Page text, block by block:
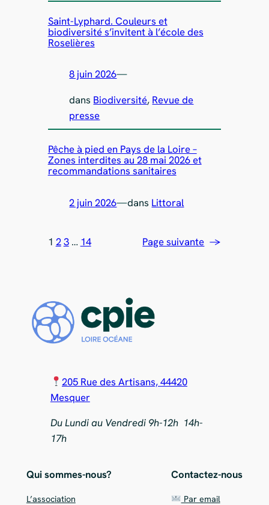
Saint-Lyphard. Couleurs et
biodiversité s’invitent à l’école des
Roselières
8 juin 2026—
dans Biodiversité, Revue de
presse
Pêche à pied en Pays de la Loire –
Zones interdites au 28 mai 2026 et
recommandations sanitaires
2 juin 2026—dans Littoral
1 23 … 14 Page suivante →
205 Rue des Artisans, 44420
Mesquer
Du Lundi au Vendredi 9h-12h 14h-
17h
Qui sommes-nous?
L’association
Contactez-nous
Par email